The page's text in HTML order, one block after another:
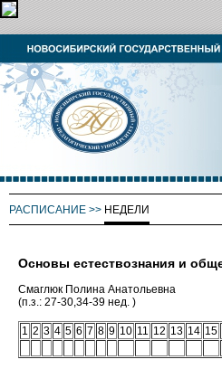
РАСПИСАНИЕ >> НЕДЕЛИ
Основы естествознания и
Смаглюк Полина Анатольевна
(п.з.: 27-30,34-39 нед. )
1 2 3 4 5 6 7 8 9 10 11 12 13 14 15